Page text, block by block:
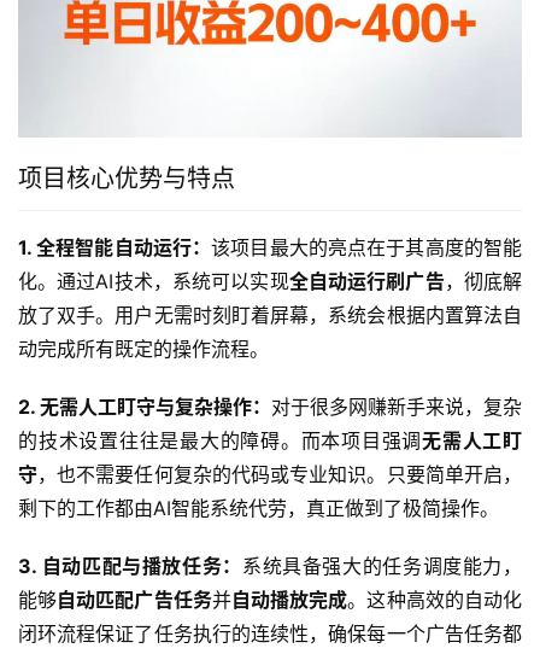
项目核心优势与特点
1. 全程智能自动运行：该项目最大的亮点在于其高度的智能
化。通过AI技术，系统可以实现全自动运行刷广告，彻底解
放了双手。用户无需时刻盯着屏幕，系统会根据内置算法自
动完成所有既定的操作流程。
2. 无需人工盯守与复杂操作： 对于很多网赚新手来说，复杂
的技术设置往往是最大的障碍。而本项目强调无需人工盯
守，也不需要任何复杂的代码或专业知识。只要简单开启，
剩下的工作都由AI智能系统代劳，真正做到了极简操作。
3. 自动匹配与播放任务： 系统具备强大的任务调度能力，
能够自动匹配广告任务并自动播放完成。这种高效的自动化
闭环流程保证了任务执行的连续性，确保每一个广告任务都